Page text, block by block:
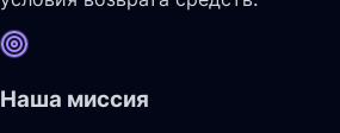
Наша миссия